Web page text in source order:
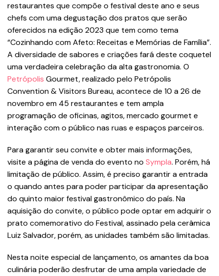
restaurantes que compõe o festival deste ano e seus
chefs com uma degustação dos pratos que serão
oferecidos na edição 2023 que tem como tema
“Cozinhando com Afeto: Receitas e Memórias de Família”.
A diversidade de sabores e criações fará deste coquetel
uma verdadeira celebração da alta gastronomia. O
Petrópolis Gourmet, realizado pelo Petrópolis
Convention & Visitors Bureau, acontece de 10 a 26 de
novembro em 45 restaurantes e tem ampla
programação de oficinas, agitos, mercado gourmet e
interação com o público nas ruas e espaços parceiros.
Para garantir seu convite e obter mais informações,
visite a página de venda do evento no Sympla. Porém, há
limitação de público. Assim, é preciso garantir a entrada
o quando antes para poder participar da apresentação
do quinto maior festival gastronômico do país. Na
aquisição do convite, o público pode optar em adquirir o
prato comemorativo do Festival, assinado pela cerâmica
Luiz Salvador, porém, as unidades também são limitadas.
Nesta noite especial de lançamento, os amantes da boa
culinária poderão desfrutar de uma ampla variedade de